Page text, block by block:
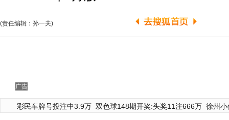
(责任编辑：孙一夫)
广告
彩民车牌号投注中3.9万 双色球148期开奖:头奖11注666万 徐州